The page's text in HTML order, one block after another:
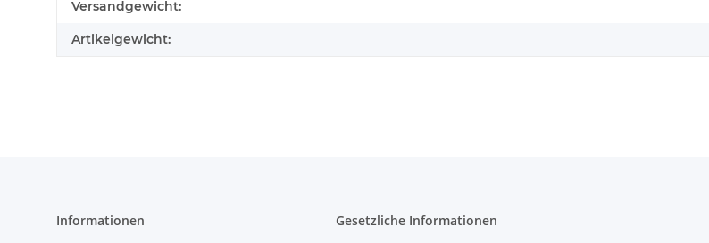
Versandgewicht:
Artikelgewicht:
Informationen Gesetzliche Informationen